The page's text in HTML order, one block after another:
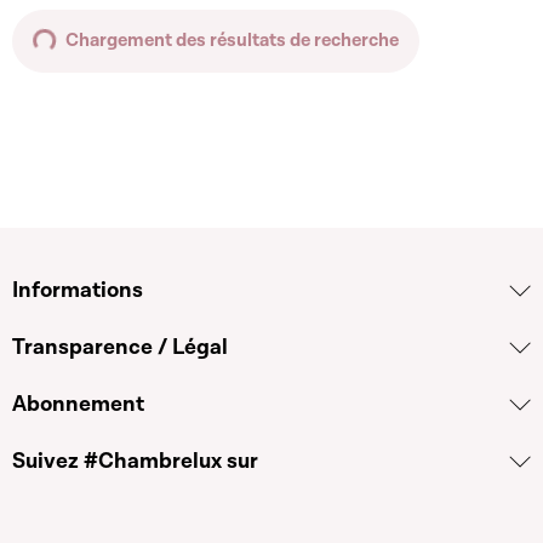
Chargement des résultats de recherche
Informations
Transparence / Légal
Abonnement
Suivez #Chambrelux sur